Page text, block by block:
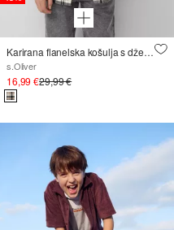
Karirana flanelska košulja s džepovima na prsima, regularnog kroja
s.Oliver
16,99 €29,99 €